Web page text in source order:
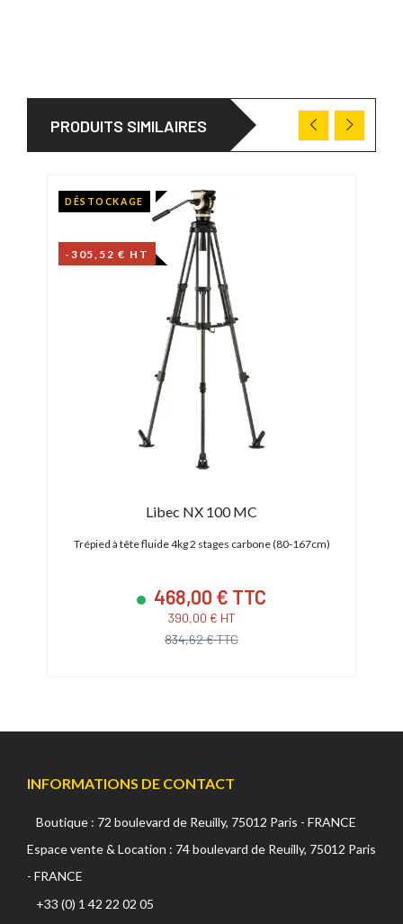
PRODUITS SIMILAIRES
DÉSTOCKAGE
-305,52 € HT
Libec NX 100 MC
Trépied à tête fluide 4kg 2 stages carbone (80-167cm)
468,00 € TTC
390,00 € HT
834,62 € TTC
INFORMATIONS DE CONTACT
Boutique : 72 boulevard de Reuilly, 75012 Paris - FRANCE
Espace vente & Location : 74 boulevard de Reuilly, 75012 Paris
- FRANCE
+33 (0) 1 42 22 02 05